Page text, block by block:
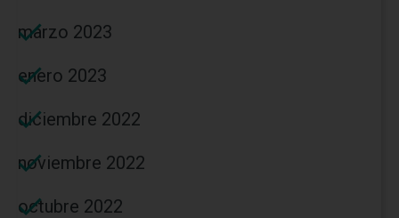
marzo 2023
enero 2023
diciembre 2022
noviembre 2022
octubre 2022